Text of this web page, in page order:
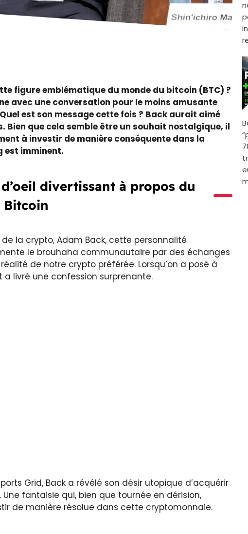
figure emblématique du monde du bitcoin (BTC) ?
avec une conversation pour le moins amusante
est son message cette fois ? Back aurait aimé
Bien que cela semble être un souhait nostalgique, il
à investir de manière conséquente dans la
est imminent.
divertissant à propos du
Bitcoin
la crypto, Adam Back, cette personnalité
le brouhaha communautaire par des échanges
de notre crypto préférée. Lorsqu’on a posé à
livré une confession surprenante.
Grid, Back a révélé son désir utopique d’acquérir
fantaisie qui, bien que tournée en dérision,
de manière résolue dans cette cryptomonnaie.